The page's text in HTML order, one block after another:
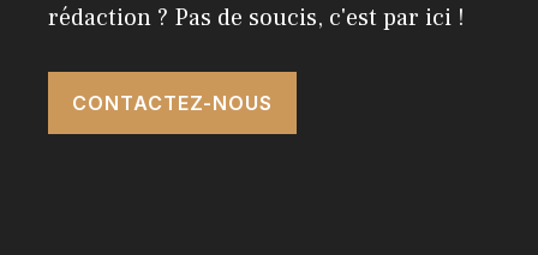
rédaction ? Pas de soucis, c'est par ici !
CONTACTEZ-NOUS